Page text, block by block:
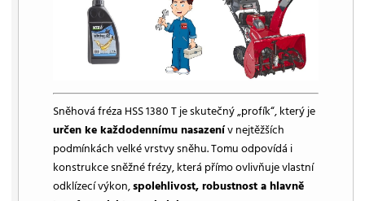
Sněhová fréza HSS 1380 T je skutečný „profík“, který je
určen ke každodennímu nasazenív nejtěžších
podmínkách velké vrstvy sněhu. Tomu odpovídá i
konstrukce sněžné frézy, která přímo ovlivňuje vlastní
odklízecí výkon,spolehlivost, robustnost a hlavně